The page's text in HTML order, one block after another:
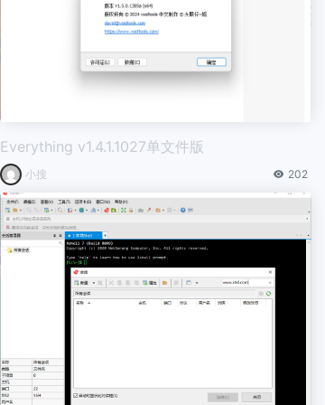
Everything v1.4.1.1027单文件版
小搜 202